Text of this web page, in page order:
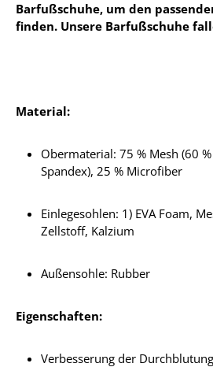
Barfußschuhe, um den
finden. Unsere Barfußschuhe
Material:
Obermaterial: 75 % Mesh (60
Spandex), 25 % Microfiber
Einlegesohlen: 1) EVA Foam,
Zellstoff, Kalzium
Außensohle: Rubber
Eigenschaften:
Verbesserung der Durchblutung